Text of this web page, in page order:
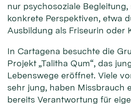
nur psychosoziale
konkrete Perspektiven, etwa
Ausbildung als Friseurin oder
In Cartagena besuchte die
Projekt „Talitha Qum“, das
Lebenswege eröffnet. Viele
sehr jung, haben Missbrauch
bereits Verantwortung für